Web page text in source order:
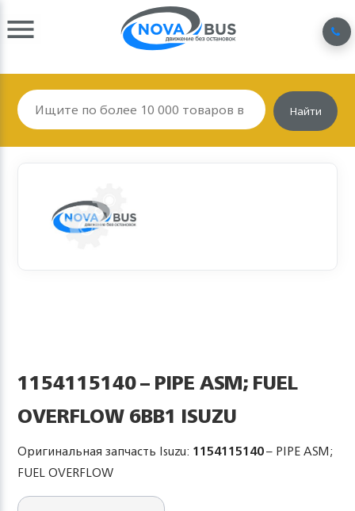
Найти
1154115140 – PIPE ASM; FUEL
OVERFLOW 6BB1 ISUZU
Оригинальная запчасть Isuzu: 1154115140– PIPE ASM;
FUEL OVERFLOW